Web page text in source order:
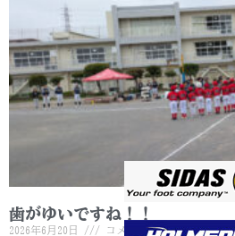
歯がゆいですね！！
2026年6月20日 コメントはまだありません